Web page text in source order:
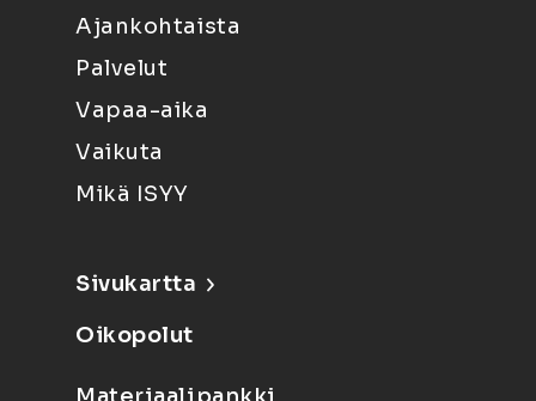
Ajankohtaista
Palvelut
Vapaa-aika
Vaikuta
Mikä ISYY
Sivukartta
Oikopolut